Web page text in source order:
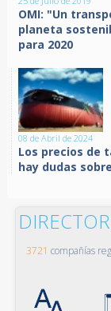
OMI: "Un
planeta
para 2020
08 de Abril de 2024
Los precios de
hay dudas
3721 compañías